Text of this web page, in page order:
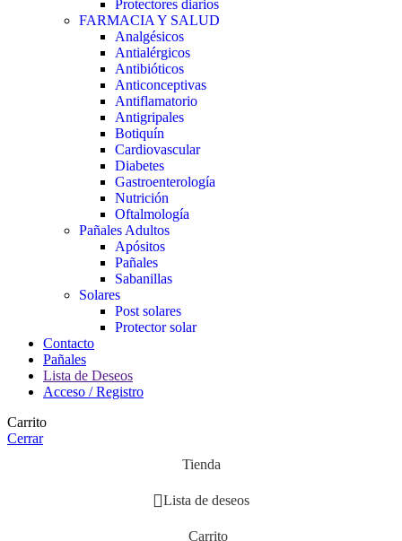
Protectores diarios
FARMACIA Y SALUD
Analgésicos
Antialérgicos
Antibióticos
Anticonceptivas
Antiflamatorio
Antigripales
Botiquín
Cardiovascular
Diabetes
Gastroenterología
Nutrición
Oftalmología
Pañales Adultos
Apósitos
Pañales
Sabanillas
Solares
Post solares
Protector solar
Contacto
Pañales
Lista de Deseos
Acceso / Registro
Carrito
Cerrar
Tienda
Lista de deseos
Carrito